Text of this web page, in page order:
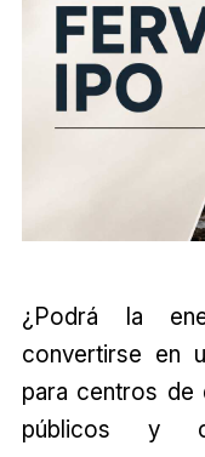
¿Podrá la
convertirse en
para centros de
públicos y